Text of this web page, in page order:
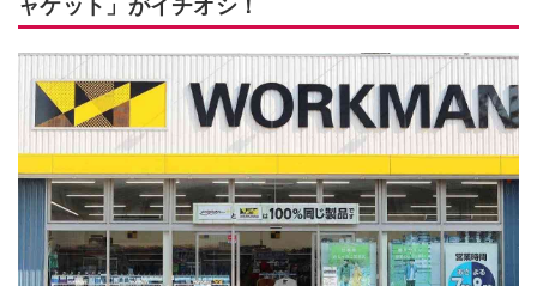
ャケット」がイチオシ！